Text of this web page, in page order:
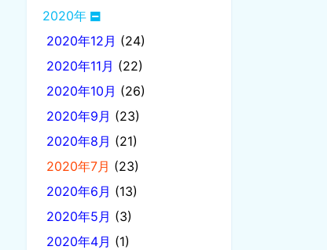
2020年
2020年12月 (24)
2020年11月 (22)
2020年10月 (26)
2020年9月 (23)
2020年8月 (21)
2020年7月 (23)
2020年6月 (13)
2020年5月 (3)
2020年4月 (1)